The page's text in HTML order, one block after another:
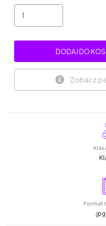
DODAJ DO
Zobacz
Format